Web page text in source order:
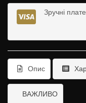
Зручні
Опис
ВАЖЛИВО